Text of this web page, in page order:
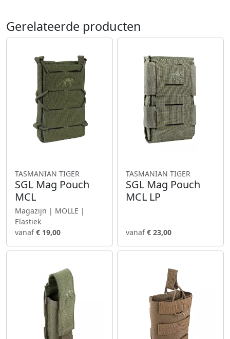
Gerelateerde producten
TASMANIAN TIGER
SGL Mag Pouch
MCL
Magazijn | MOLLE |
Elastiek
vanaf€ 19,00
TASMANIAN TIGER
SGL Mag Pouch
MCL LP
vanaf€ 23,00